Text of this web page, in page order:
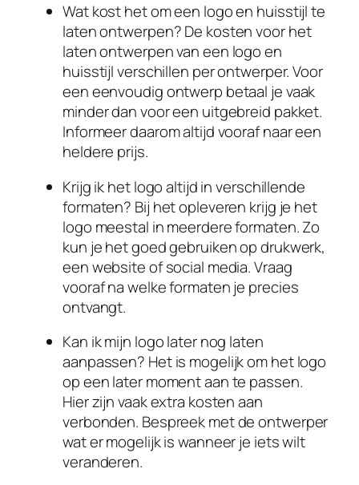
Wat kost het om een logo en huisstijl te
laten ontwerpen? De kosten voor het
laten ontwerpen van een logo en
huisstijl verschillen per ontwerper. Voor
een eenvoudig ontwerp betaal je vaak
minder dan voor een uitgebreid pakket.
Informeer daarom altijd vooraf naar een
heldere prijs.
Krijg ik het logo altijd in verschillende
formaten? Bij het opleveren krijg je het
logo meestal in meerdere formaten. Zo
kun je het goed gebruiken op drukwerk,
een website of social media. Vraag
vooraf na welke formaten je precies
ontvangt.
Kan ik mijn logo later nog laten
aanpassen? Het is mogelijk om het logo
op een later moment aan te passen.
Hier zijn vaak extra kosten aan
verbonden. Bespreek met de ontwerper
wat er mogelijk is wanneer je iets wilt
veranderen.